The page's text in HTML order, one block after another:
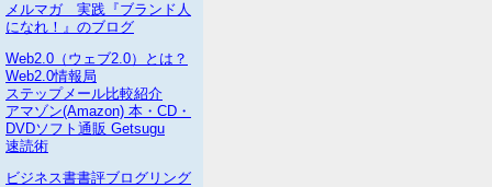
メルマガ 実践『ブランド人
になれ！』のブログ
Web2.0（ウェブ2.0）とは？
Web2.0情報局
ステップメール比較紹介
アマゾン(Amazon) 本・CD・
DVDソフト通販 Getsugu
速読術
ビジネス書書評ブログリング